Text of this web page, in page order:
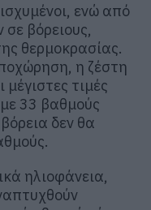
ενώ από
βόρειους,
θερμοκρασίας.
η ζέστη
τιμές
33 βαθμούς
δεν θα
ηλιοφάνεια,